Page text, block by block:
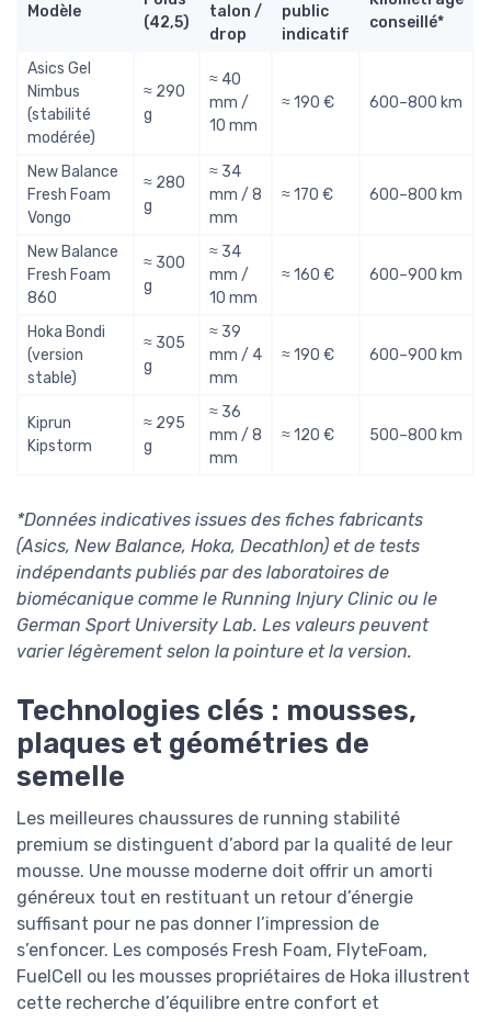
Modèle
(42,5)
talon /
drop
public
indicatif
conseillé*
Asics Gel
Nimbus
(stabilité
modérée)
≈ 290
g
≈ 40
mm /
10 mm
≈ 190 € 600–800 km
New Balance
Fresh Foam
Vongo
≈ 280
g
≈ 34
mm / 8
mm
≈ 170 € 600–800 km
New Balance
Fresh Foam
860
≈ 300
g
≈ 34
mm /
10 mm
≈ 160 € 600–900 km
Hoka Bondi
(version
stable)
≈ 305
g
≈ 39
mm / 4
mm
≈ 190 € 600–900 km
Kiprun
Kipstorm
≈ 295
g
≈ 36
mm / 8
mm
≈ 120 € 500–800 km
*Données indicatives issues des fiches fabricants
(Asics, New Balance, Hoka, Decathlon) et de tests
indépendants publiés par des laboratoires de
biomécanique comme le Running Injury Clinic ou le
German Sport University Lab. Les valeurs peuvent
varier légèrement selon la pointure et la version.
Technologies clés : mousses,
plaques et géométries de
semelle
Les meilleures chaussures de running stabilité
premium se distinguent d’abord par la qualité de leur
mousse. Une mousse moderne doit offrir un amorti
généreux tout en restituant un retour d’énergie
suffisant pour ne pas donner l’impression de
s’enfoncer. Les composés Fresh Foam, FlyteFoam,
FuelCell ou les mousses propriétaires de Hoka illustrent
cette recherche d’équilibre entre confort et